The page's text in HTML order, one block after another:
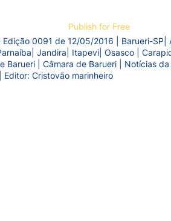
Publish for Free
0091 de 12/05/2016 | Barueri-SP|
Jandira| Itapevi| Osasco |
Barueri | Câmara de Barueri | Notícias
Cristovão marinheiro